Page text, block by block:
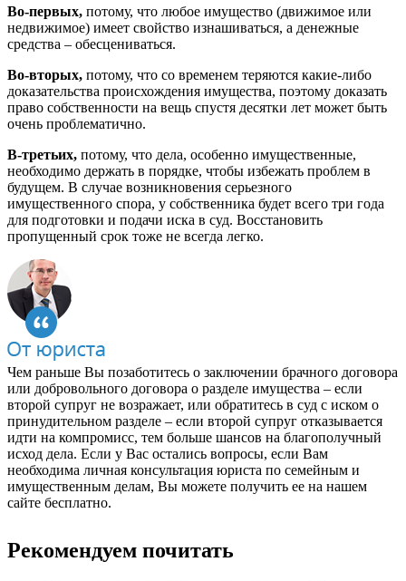
Во-первых, потому, что любое имущество (движимое или
недвижимое) имеет свойство изнашиваться, а денежные
средства – обесцениваться.
Во-вторых, потому, что со временем теряются какие-либо
доказательства происхождения имущества, поэтому доказать
право собственности на вещь спустя десятки лет может быть
очень проблематично.
В-третьих, потому, что дела, особенно имущественные,
необходимо держать в порядке, чтобы избежать проблем в
будущем. В случае возникновения серьезного
имущественного спора, у собственника будет всего три года
для подготовки и подачи иска в суд. Восстановить
пропущенный срок тоже не всегда легко.
Чем раньше Вы позаботитесь о заключении брачного договора
или добровольного договора о разделе имущества – если
второй супруг не возражает, или обратитесь в суд с иском о
принудительном разделе – если второй супруг отказывается
идти на компромисс, тем больше шансов на благополучный
исход дела. Если у Вас остались вопросы, если Вам
необходима личная консультация юриста по семейным и
имущественным делам, Вы можете получить ее на нашем
сайте бесплатно.
Рекомендуем почитать